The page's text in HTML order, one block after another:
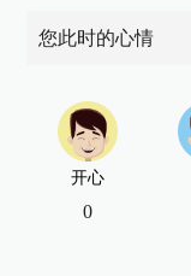
您此时的心情
开心
0